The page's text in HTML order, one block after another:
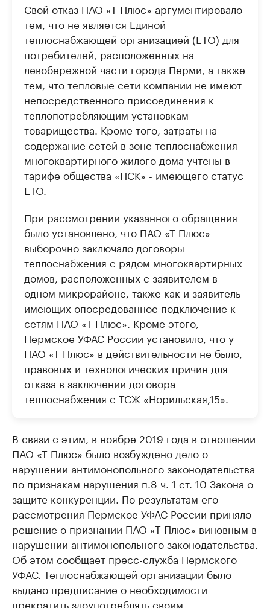
Свой отказ ПАО «Т Плюс» аргументировало
тем, что не является Единой
теплоснабжающей организацией (ЕТО) для
потребителей, расположенных на
левобережной части города Перми, а также
тем, что тепловые сети компании не имеют
непосредственного присоединения к
теплопотребляющим установкам
товарищества. Кроме того, затраты на
содержание сетей в зоне теплоснабжения
многоквартирного жилого дома учтены в
тарифе общества «ПСК» - имеющего статус
ЕТО.
При рассмотрении указанного обращения
было установлено, что ПАО «Т Плюс»
выборочно заключало договоры
теплоснабжения с рядом многоквартирных
домов, расположенных с заявителем в
одном микрорайоне, также как и заявитель
имеющих опосредованное подключение к
сетям ПАО «Т Плюс». Кроме этого,
Пермское УФАС России установило, что у
ПАО «Т Плюс» в действительности не было,
правовых и технологических причин для
отказа в заключении договора
теплоснабжения с ТСЖ «Норильская,15».
В связи с этим, в ноябре 2019 года в отношении
ПАО «Т Плюс» было возбуждено дело о
нарушении антимонопольного законодательства
по признакам нарушения п.8 ч. 1 ст. 10 Закона о
защите конкуренции. По результатам его
рассмотрения Пермское УФАС России приняло
решение о признании ПАО «Т Плюс» виновным в
нарушении антимонопольного законодательства.
Об этом сообщает пресс-служба Пермского
УФАС. Теплоснабжающей организации было
выдано предписание о необходимости
прекратить злоупотреблять своим